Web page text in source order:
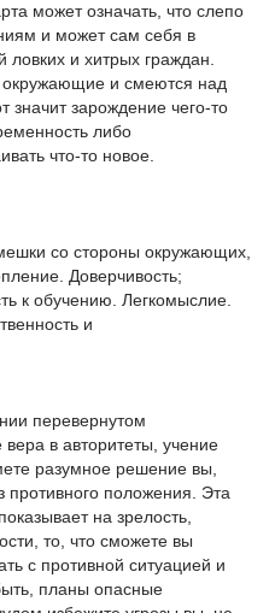
может означать, что слепо
и может сам себя в
ловких и хитрых граждан.
окружающие и смеются над
значит зарождение чего-то
либо
что-то новое.
со стороны окружающих,
Доверчивость;
к обучению. Легкомыслие.
и
перевернутом
в авторитеты, учение
разумное решение вы,
противного положения. Эта
на зрелость,
то, что сможете вы
с противной ситуацией и
планы опасные